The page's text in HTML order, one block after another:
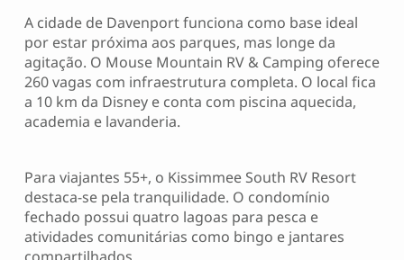
A cidade de Davenport funciona como base ideal
por estar próxima aos parques, mas longe da
agitação. O Mouse Mountain RV & Camping oferece
260 vagas com infraestrutura completa. O local fica
a 10 km da Disney e conta com piscina aquecida,
academia e lavanderia.
Para viajantes 55+, o Kissimmee South RV Resort
destaca-se pela tranquilidade. O condomínio
fechado possui quatro lagoas para pesca e
atividades comunitárias como bingo e jantares